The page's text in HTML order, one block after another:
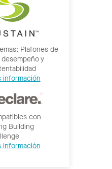
Plafones de
y
información
con
Building
información